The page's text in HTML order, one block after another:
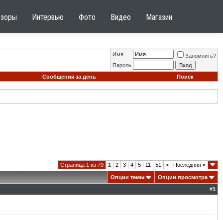
Интервью Фото Видео Магазин
Имя
Запомнить?
Пароль
Сообщения за день
Поиск
Страница 1 из 79 1 2 3 4 5 11 51 > Последняя »
Опции темы
Опции просмотра
#1